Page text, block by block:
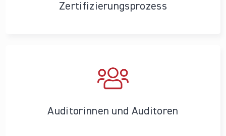
Zertifizierungs­prozess
Auditorinnen und Auditoren